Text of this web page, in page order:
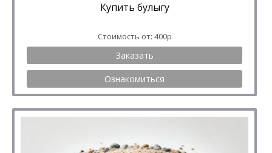
Купить булыгу
Стоимость от: 400р
Заказать
Ознакомиться